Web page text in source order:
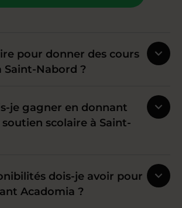
pour donner des cours
à Saint-Nabord ?
je gagner en donnant
scolaire à Saint-
dois-je avoir pour
Acadomia ?